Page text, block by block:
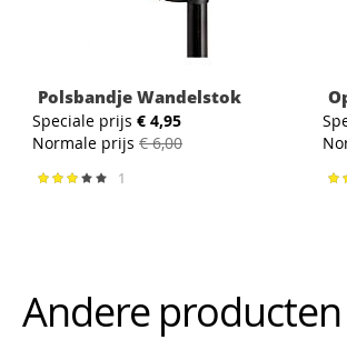
Polsbandje Wandelstok
Speciale prijs € 4,95
Normale prijs € 6,00
Waardering:1
Andere